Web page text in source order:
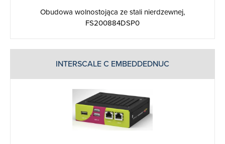
Obudowa wolnostojąca ze stali nierdzewnej,
FS200884DSP0
INTERSCALE C EMBEDDEDNUC